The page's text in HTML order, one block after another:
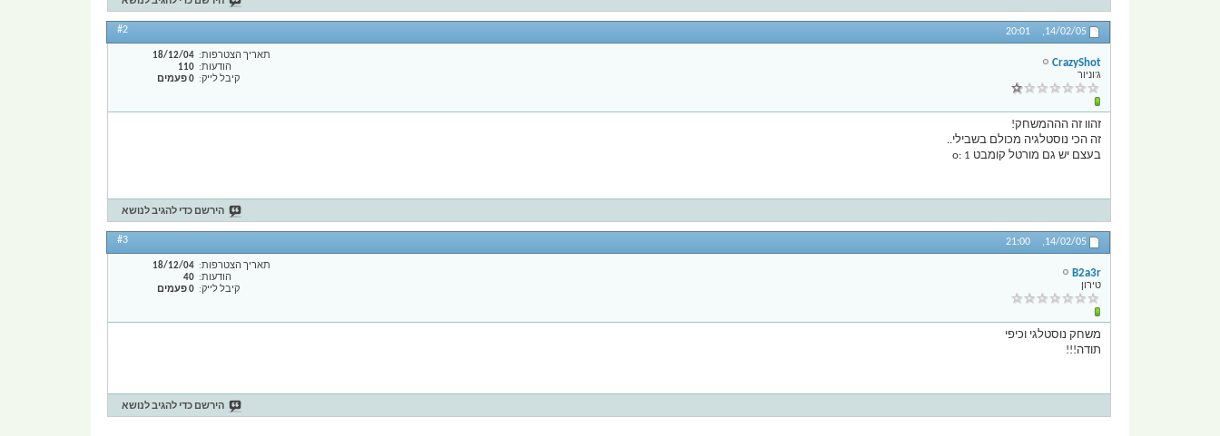
14/02/05,
20:01
#2
CrazyShot
ג'וניור
תאריך הצטרפות
18/12/04
הודעות
110
קיבל לייק
0 פעמים
זהוו זה הההמשחק!
זה הכי נוסטלגיה מכולם בשבילי..
בעצם יש גם מורטל קומבט 1 :o
הירשם כדי להגיב לנושא
14/02/05,
21:00
#3
B2a3r
טירון
תאריך הצטרפות
18/12/04
הודעות
40
קיבל לייק
0 פעמים
משחק נוסטלגי וכיפי
תודה!!!
הירשם כדי להגיב לנושא